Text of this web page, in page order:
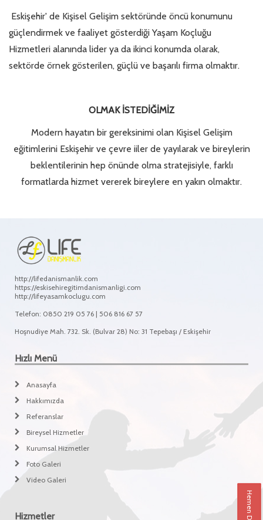
Eskişehir' de Kişisel Gelişim sektöründe öncü konumunu
güçlendirmek ve faaliyet gösterdiği Yaşam Koçluğu
Hizmetleri alanında lider ya da ikinci konumda olarak,
sektörde örnek gösterilen, güçlü ve başarılı firma olmaktır.
OLMAK İSTEDİĞİMİZ
Modern hayatın bir gereksinimi olan Kişisel Gelişim
eğitimlerini Eskişehir ve çevre iiler de yayılarak ve bireylerin
beklentilerinin hep önünde olma stratejisiyle, farklı
formatlarda hizmet vererek bireylere en yakın olmaktır.
http://lifedanismanlik.com
https://eskisehiregitimdanismanligi.com
http://lifeyasamkoclugu.com
Telefon: 0850 219 05 76 | 506 816 67 57
Hoşnudiye Mah. 732. Sk. (Bulvar 28) No: 31 Tepebaşı / Eskişehir
Hızlı Menü
Anasayfa
Hakkımızda
Referanslar
Bireysel Hizmetler
Kurumsal Hizmetler
Foto Galeri
Video Galeri
Hizmetler